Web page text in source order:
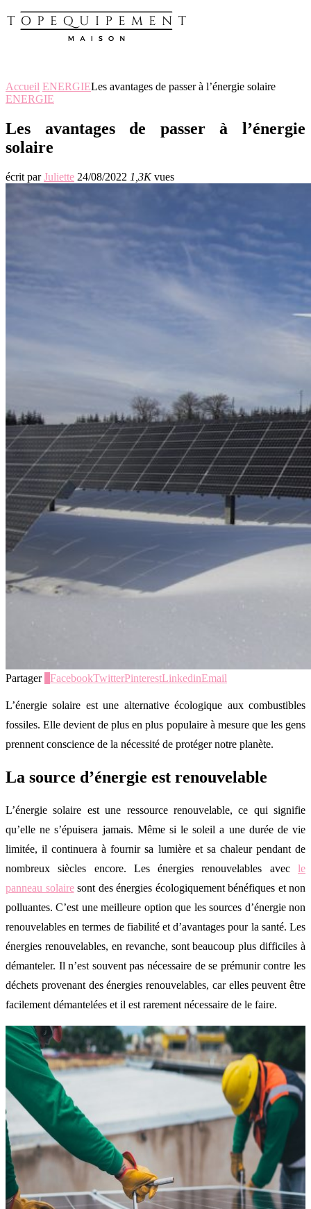
Accueil ENERGIELes avantages de passer à l’énergie solaire
ENERGIE
Les avantages de passer à l’énergie
solaire
écrit parJuliette 24/08/2022 1,3Kvues
Partager FacebookTwitterPinterestLinkedinEmail
L’énergie solaire est une alternative écologique aux combustibles
fossiles. Elle devient de plus en plus populaire à mesure que les gens
prennent conscience de la nécessité de protéger notre planète.
La source d’énergie est renouvelable
L’énergie solaire est une ressource renouvelable, ce qui signifie
qu’elle ne s’épuisera jamais. Même si le soleil a une durée de vie
limitée, il continuera à fournir sa lumière et sa chaleur pendant de
nombreux siècles encore. Les énergies renouvelables avec le
panneau solairesont des énergies écologiquement bénéfiques et non
polluantes. C’est une meilleure option que les sources d’énergie non
renouvelables en termes de fiabilité et d’avantages pour la santé. Les
énergies renouvelables, en revanche, sont beaucoup plus difficiles à
démanteler. Il n’est souvent pas nécessaire de se prémunir contre les
déchets provenant des énergies renouvelables, car elles peuvent être
facilement démantelées et il est rarement nécessaire de le faire.